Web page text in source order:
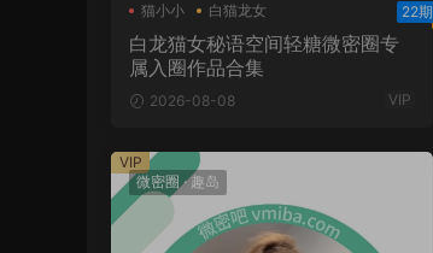
猫小小
白猫龙女
白猫龙女轻糖乐园
22期
白龙猫女秘语空间轻糖微密圈专
属入圈作品合集
2026-08-08 VIP
微密圈·趣岛
VIP